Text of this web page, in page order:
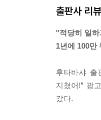
사는 사원의
나는 프리랜
미리 의논
의 눈치만 살
출판사 리뷰
"적당히 일
1년에 100만
후타바샤 출
지쳤어!” 광
갔다.